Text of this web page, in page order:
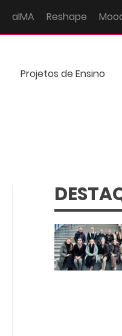
aIMA Reshape
Projetos de Ensino